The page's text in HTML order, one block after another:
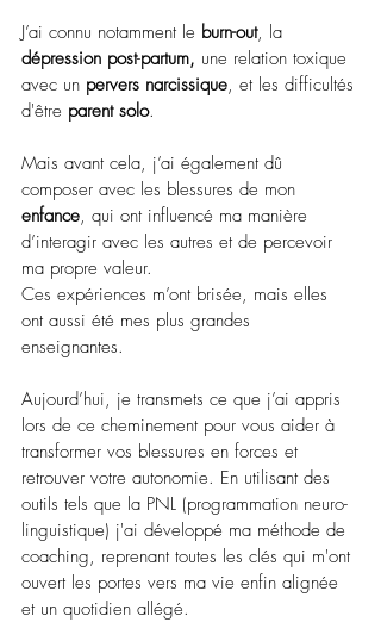
J’ai connu notamment le burn-out, la
dépression post-partum, une relation toxique
avec un pervers narcissique, et les difficultés
d'être parent solo.
Mais avant cela, j’ai également dû
composer avec les blessures de mon
enfance, qui ont influencé ma manière
d’interagir avec les autres et de percevoir
ma propre valeur.
Ces expériences m’ont brisée, mais elles
ont aussi été mes plus grandes
enseignantes.
Aujourd’hui, je transmets ce que j’ai appris
lors de ce cheminement pour vous aider à
transformer vos blessures en forces et
retrouver votre autonomie. En utilisant des
outils tels que la PNL (programmation neuro-
linguistique) j'ai développé ma méthode de
coaching, reprenant toutes les clés qui m'ont
ouvert les portes vers ma vie enfin alignée
et un quotidien allégé.